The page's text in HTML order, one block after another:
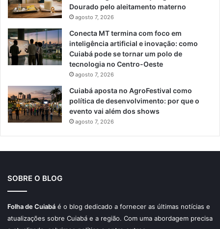
Dourado pelo aleitamento materno
agosto 7, 2026
Conecta MT termina com foco em
inteligência artificial e inovação: como
Cuiabá pode se tornar um polo de
tecnologia no Centro-Oeste
agosto 7, 2026
Cuiabá aposta no AgroFestival como
política de desenvolvimento: por que o
evento vai além dos shows
agosto 7, 2026
SOBRE O BLOG
Folha de Cuiabá é o blog dedicado a fornecer as últimas notícias e
atualizações sobre Cuiabá e a região. Com uma abordagem precisa